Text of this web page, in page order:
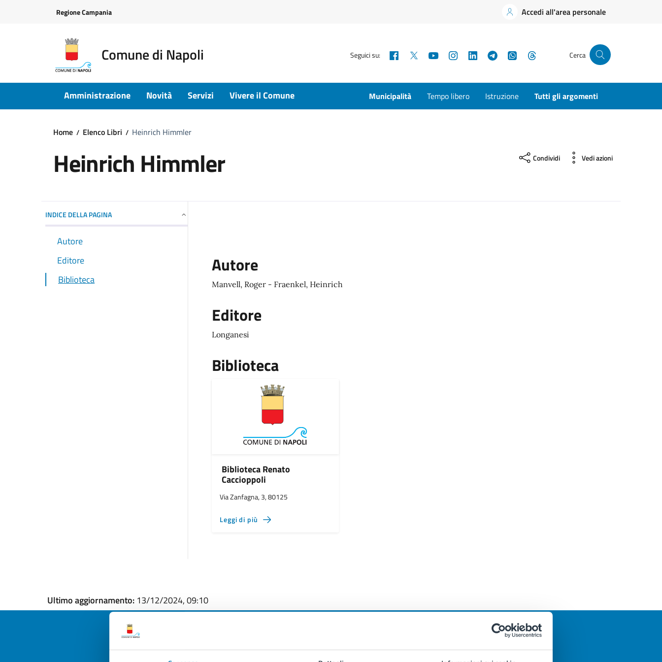
Regione Campania Accedi all'area personale
Comune di Napoli Seguici su: Facebook YouTubeInstagramLinkedInTelegramWhatsApp Cerca
Amministrazione Novità Servizi Vivere il Comune Municipalità Tempo libero Istruzione Tutti gli argomenti
Home Elenco Libri Heinrich Himmler
Heinrich Himmler Condividi Vedi azioni
INDICE DELLA PAGINA
Autore
Editore
Biblioteca
Autore
Manvell, Roger - Fraenkel, Heinrich
Editore
Longanesi
Biblioteca
Biblioteca Renato
Caccioppoli
Via Zanfagna, 3, 80125
Leggi di più
Ultimo aggiornamento: 13/12/2024, 09:10